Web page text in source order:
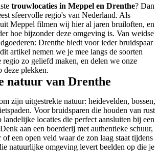
trouwlocaties in Meppel en Drenthe? Dan
sfeervolle regio's van Nederland. Als
Meppel filmen wij hier al jaren bruiloften, en
hoe bijzonder deze omgeving is. Van weidse
Drenthe biedt voor ieder bruidspaar
artikel nemen we je mee langs de soorten
zo geliefd maken, en delen we onze
deze plekken.
natuur van Drenthe
zijn uitgestrekte natuur: heidevelden, bossen,
Voor bruidsparen die houden van rust
locaties die perfect aansluiten bij een
aan een boerderij met authentieke schuur,
of een open veld waar de zon laag staat tijdens
natuurlijke omgeving levert beelden op die je